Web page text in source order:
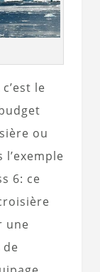
le
ou
6: ce
une
de